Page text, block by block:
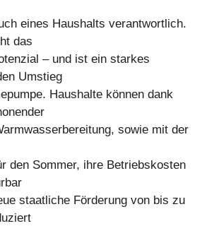
eines Haushalts verantwortlich.
das
– und ist ein starkes
Umstieg
Haushalte können dank
sowie mit der
den Sommer, ihre Betriebskosten
staatliche Förderung von bis zu